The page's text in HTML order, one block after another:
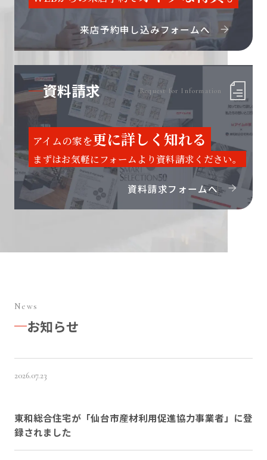
来店予約申し込みフォームへ
Request for Information
資料請求
アイムの家を更に詳しく知れる
まずはお気軽にフォームより資料請求ください。
資料請求フォームへ
News
お知らせ
2026.07.23
東和総合住宅が「仙台市産材利用促進協力事業者」に登
録されました